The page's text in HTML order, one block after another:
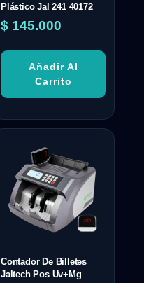
Plástico Jal 241 40172
$ 145.000
Añadir Al
Carrito
Contador De Billetes
Jaltech Pos Uv+Mg